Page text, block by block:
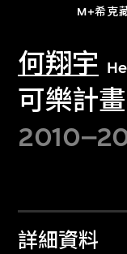
M+希克
何翔宇
可樂計畫
詳細資料
探索世界頂
文化藏品。